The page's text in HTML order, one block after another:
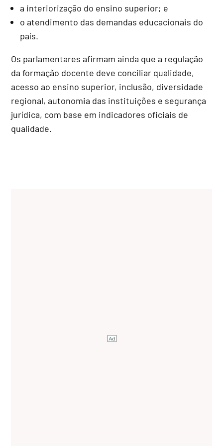
a interiorização do ensino superior; e
o atendimento das demandas educacionais do
país.
Os parlamentares afirmam ainda que a regulação
da formação docente deve conciliar qualidade,
acesso ao ensino superior, inclusão, diversidade
regional, autonomia das instituições e segurança
jurídica, com base em indicadores oficiais de
qualidade.